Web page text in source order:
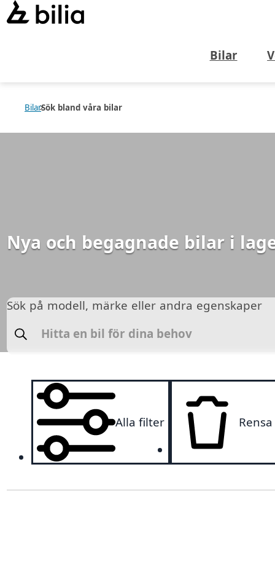
Bilar
BilarSök bland våra bilar
Nya och begagnade bilar i
Sök på modell, märke eller andra egenskaper
Alla filter